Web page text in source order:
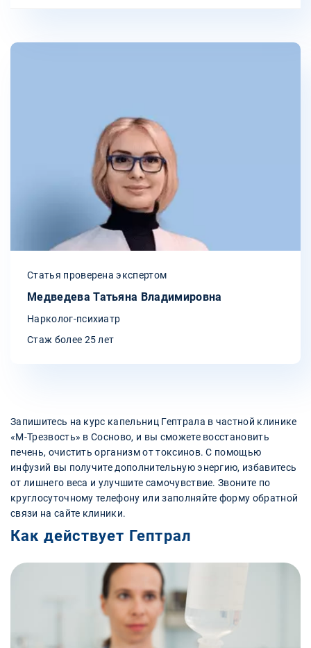
Статья проверена экспертом
Медведева Татьяна Владимировна
Нарколог-психиатр
Стаж более 25 лет
Запишитесь на курс капельниц Гептрала в частной клинике
«М-Трезвость» в Сосново, и вы сможете восстановить
печень, очистить организм от токсинов. С помощью
инфузий вы получите дополнительную энергию, избавитесь
от лишнего веса и улучшите самочувствие. Звоните по
круглосуточному телефону или заполняйте форму обратной
связи на сайте клиники.
Как действует Гептрал